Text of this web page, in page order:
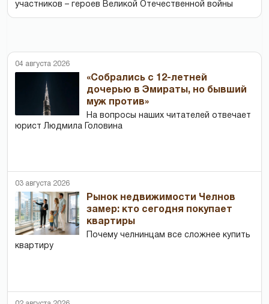
участников – героев Великой Отечественной войны
04 августа 2026
«Собрались с 12-летней
дочерью в Эмираты, но бывший
муж против»
На вопросы наших читателей отвечает
юрист Людмила Головина
03 августа 2026
Рынок недвижимости Челнов
замер: кто сегодня покупает
квартиры
Почему челнинцам все сложнее купить
квартиру